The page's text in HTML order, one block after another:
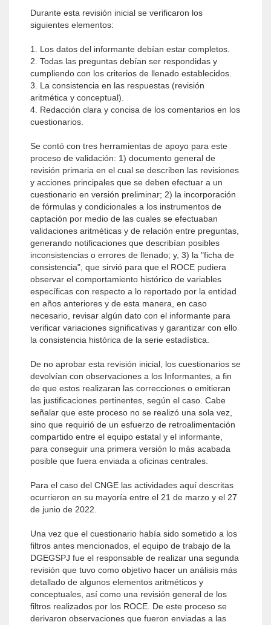
Durante esta revisión inicial se verificaron los
siguientes elementos:
1. Los datos del informante debían estar completos.
2. Todas las preguntas debían ser respondidas y
cumpliendo con los criterios de llenado establecidos.
3. La consistencia en las respuestas (revisión
aritmética y conceptual).
4. Redacción clara y concisa de los comentarios en los
cuestionarios.
Se contó con tres herramientas de apoyo para este
proceso de validación: 1) documento general de
revisión primaria en el cual se describen las revisiones
y acciones principales que se deben efectuar a un
cuestionario en versión preliminar; 2) la incorporación
de fórmulas y condicionales a los instrumentos de
captación por medio de las cuales se efectuaban
validaciones aritméticas y de relación entre preguntas,
generando notificaciones que describían posibles
inconsistencias o errores de llenado; y, 3) la "ficha de
consistencia", que sirvió para que el ROCE pudiera
observar el comportamiento histórico de variables
específicas con respecto a lo reportado por la entidad
en años anteriores y de esta manera, en caso
necesario, revisar algún dato con el informante para
verificar variaciones significativas y garantizar con ello
la consistencia histórica de la serie estadística.
De no aprobar esta revisión inicial, los cuestionarios se
devolvían con observaciones a los Informantes, a fin
de que estos realizaran las correcciones o emitieran
las justificaciones pertinentes, según el caso. Cabe
señalar que este proceso no se realizó una sola vez,
sino que requirió de un esfuerzo de retroalimentación
compartido entre el equipo estatal y el informante,
para conseguir una primera versión lo más acabada
posible que fuera enviada a oficinas centrales.
Para el caso del CNGE las actividades aquí descritas
ocurrieron en su mayoría entre el 21 de marzo y el 27
de junio de 2022.
Una vez que el cuestionario había sido sometido a los
filtros antes mencionados, el equipo de trabajo de la
DGEGSPJ fue el responsable de realizar una segunda
revisión que tuvo como objetivo hacer un análisis más
detallado de algunos elementos aritméticos y
conceptuales, así como una revisión general de los
filtros realizados por los ROCE. De este proceso se
derivaron observaciones que fueron enviadas a las